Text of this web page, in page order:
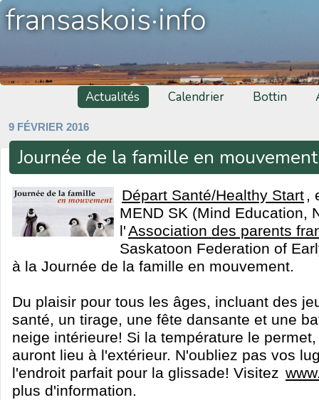
fransaskois·info
Actualités Calendrier Bottin
9 FÉVRIER 2016
Journée de la famille en
Départ Santé/Healthy Start ,
MEND SK (Mind Education,
l'Association des parents
Saskatoon Federation of
à la Journée de la famille en mouvement.
Du plaisir pour tous les âges, incluant des
santé, un tirage, une fête dansante et une
neige intérieure! Si la température le
auront lieu à l'extérieur. N'oubliez pas vos
l'endroit parfait pour la glissade! Visitez
plus d'information.